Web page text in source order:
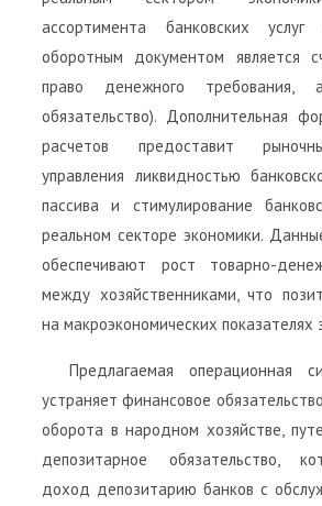
ассортимента банковских услуг
оборотным документом является
право денежного требования,
обязательство). Дополнительная
расчетов предоставит
управления ликвидностью
пассива и стимулирование
реальном секторе экономики.
обеспечивают рост товарно-
между хозяйственниками, что
на макроэкономических показателях
Предлагаемая операционная
устраняет финансовое
оборота в народном хозяйстве,
депозитарное обязательство,
доход депозитарию банков с